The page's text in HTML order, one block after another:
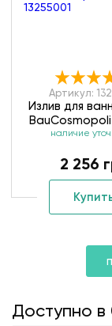
Артикул:
Излив для
наличие
2 256
Доступно в